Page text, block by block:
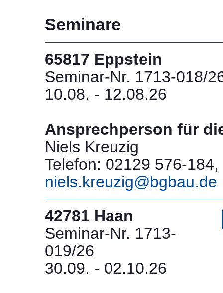
Seminare
65817 Eppstein
Seminar-Nr. 1713-018/
10.08. - 12.08.26
Ansprechperson für
Niels Kreuzig
Telefon: 02129 576-184,
niels.kreuzig@bgbau.de
42781 Haan
Seminar-Nr. 1713-
019/26
30.09. - 02.10.26